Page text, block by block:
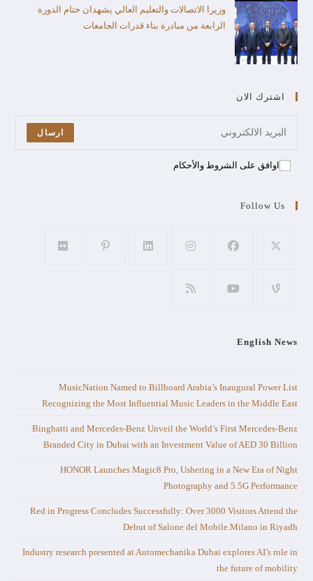
وزيرا الاتصالات والتعليم العالي يشهدان ختام الدورة
الرابعة من مبادرة بناء قدرات الجامعات
اشترك الان
ارسال
اوافق على الشروط والأحكام
Follow Us
English News
MusicNation Named to Billboard Arabia’s Inaugural Power List
Recognizing the Most Influential Music Leaders in the Middle East
Binghatti and Mercedes-Benz Unveil the World’s First Mercedes-Benz
Branded City in Dubai with an Investment Value of AED 30 Billion
HONOR Launches Magic8 Pro, Ushering in a New Era of Night
Photography and 5.5G Performance
Red in Progress Concludes Successfully: Over 3000 Visitors Attend the
Debut of Salone del Mobile.Milano in Riyadh
Industry research presented at Automechanika Dubai explores AI’s role in
the future of mobility